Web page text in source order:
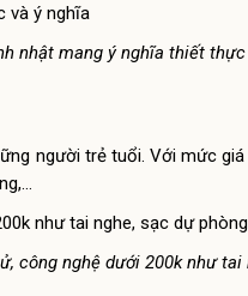
nhật mang ý nghĩa thiết thực
người trẻ tuổi. Với mức
công nghệ dưới 200k như tai